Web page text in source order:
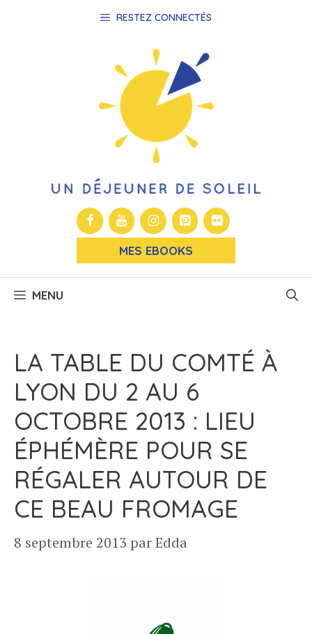
RESTEZ CONNECTÉS
MES EBOOKS
MENU
LA TABLE DU COMTÉ À
LYON DU 2 AU 6
OCTOBRE 2013 : LIEU
ÉPHÉMÈRE POUR SE
RÉGALER AUTOUR DE
CE BEAU FROMAGE
8 septembre 2013 parEdda